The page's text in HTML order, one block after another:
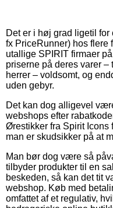
Det er i høj grad ligetil
fx PriceRunner) hos flere
utallige SPIRIT firmaer
priserne på deres varer –
herrer – voldsomt, og
uden gebyr.
Det kan dog alligevel
webshops efter
Ørestikker fra Spirit Icons
man er skudsikker på at
Man bør dog være så
tilbyder produkter til en
beskeden, så kan det tit
webshop. Køb med
omfattet af et regulativ,